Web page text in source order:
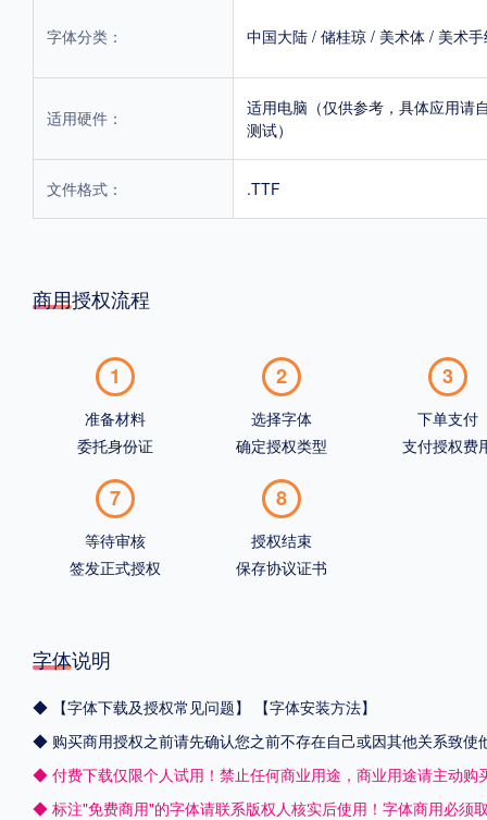
字体分类： 中国大陆 / 储桂琼 / 美术体 / 美术
适用硬件：
适用电脑（仅供参考，具体应用请
测试）
文件格式： .TTF
商用授权流程
1
准备材料
委托身份证
2
选择字体
确定授权类型
3
下单支付
支付授权费
7
等待审核
签发正式授权
8
授权结束
保存协议证书
字体说明
◆ 【字体下载及授权常见问题】
【字体安装方法】
◆ 购买商用授权之前请先确认您之前不存在自己或因其他关系致使
◆ 付费下载仅限个人试用！禁止任何商业用途，商业用途请主动购
◆ 标注"免费商用"的字体请联系版权人核实后使用！字体商用必须